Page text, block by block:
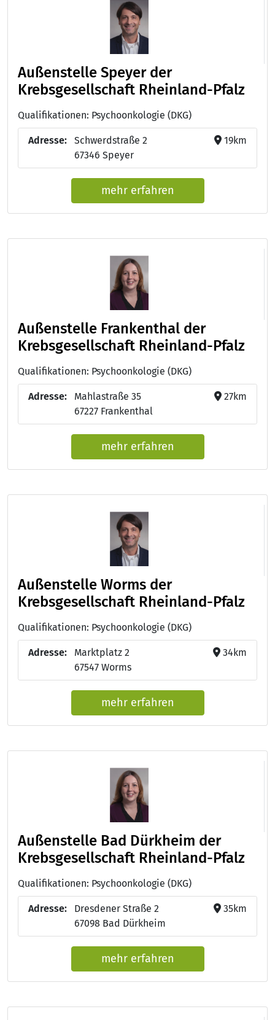
Außenstelle Speyer der
Krebsgesellschaft Rheinland-Pfalz
Qualifikationen: Psychoonkologie (DKG)
Adresse:
Schwerdstraße 2
67346 Speyer
19km
mehr erfahren
Außenstelle Frankenthal der
Krebsgesellschaft Rheinland-Pfalz
Qualifikationen: Psychoonkologie (DKG)
Adresse:
Mahlastraße 35
67227 Frankenthal
27km
mehr erfahren
Außenstelle Worms der
Krebsgesellschaft Rheinland-Pfalz
Qualifikationen: Psychoonkologie (DKG)
Adresse:
Marktplatz 2
67547 Worms
34km
mehr erfahren
Außenstelle Bad Dürkheim der
Krebsgesellschaft Rheinland-Pfalz
Qualifikationen: Psychoonkologie (DKG)
Adresse:
Dresdener Straße 2
67098 Bad Dürkheim
35km
mehr erfahren